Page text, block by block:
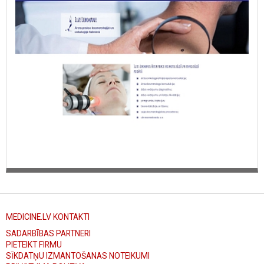
Alūksne, Ventspils, Kurzeme, Talsi, Tukums, Kuldīga, Rīga, Rīgas
rajons, Personas ar funkcionāliem traucējumiem pakalpojumus var
saņemt mājas vizītē, savstarpēji vienojoties ar ģimenes ārsti vai
Vidzemes slimnīcā, skaistumkopšana, sejas procedūras, vaksācija,
uzacu korekcija, skropstu krāsošana, ausu caurduršana, pīrsings,
uzlabošana ar lāzeraparātu, hidratācija, ādas mitrināšana,
Mezoterapija ar aparātu, skaistumkopšanas speciālists, Amanda
Grundmane skaistumkošanas speciālists.
MEDICINE.LV KONTAKTI
SADARBĪBAS PARTNERI
PIETEIKT FIRMU
SĪKDATŅU IZMANTOŠANAS NOTEIKUMI